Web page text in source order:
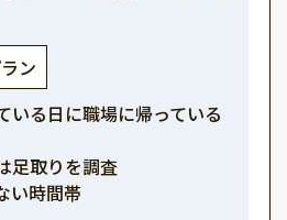
ン
る日に職場に帰っている
足取りを調査
い時間帯